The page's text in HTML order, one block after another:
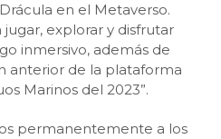
en el Metaverso.
jugar, explorar y disfrutar
inmersivo, además de
anterior de la plataforma
Marinos del 2023”.
permanentemente a los